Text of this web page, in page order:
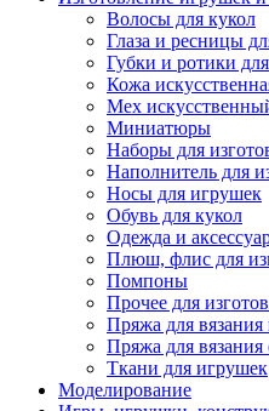
Волосы для кукол
Глаза и ресницы
Губки и ротики
Кожа
Мех
Миниатюры
Наборы для
Наполнитель для
Носы для игрушек
Обувь для кукол
Одежда и
Плюш, флис для
Помпоны
Прочее для
Пряжа для
Пряжа для
Ткани для игрушек
Моделирование